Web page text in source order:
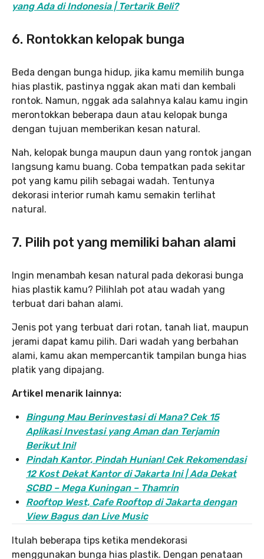
yang Ada di Indonesia | Tertarik Beli?
6. Rontokkan kelopak bunga
Beda dengan bunga hidup, jika kamu memilih bunga
hias plastik, pastinya nggak akan mati dan kembali
rontok. Namun, nggak ada salahnya kalau kamu ingin
merontokkan beberapa daun atau kelopak bunga
dengan tujuan memberikan kesan natural.
Nah, kelopak bunga maupun daun yang rontok jangan
langsung kamu buang. Coba tempatkan pada sekitar
pot yang kamu pilih sebagai wadah. Tentunya
dekorasi interior rumah kamu semakin terlihat
natural.
7. Pilih pot yang memiliki bahan alami
Ingin menambah kesan natural pada dekorasi bunga
hias plastik kamu? Pilihlah pot atau wadah yang
terbuat dari bahan alami.
Jenis pot yang terbuat dari rotan, tanah liat, maupun
jerami dapat kamu pilih. Dari wadah yang berbahan
alami, kamu akan mempercantik tampilan bunga hias
platik yang dipajang.
Artikel menarik lainnya:
Bingung Mau Berinvestasi di Mana? Cek 15
Aplikasi Investasi yang Aman dan Terjamin
Berikut Ini!
Pindah Kantor, Pindah Hunian! Cek Rekomendasi
12 Kost Dekat Kantor di Jakarta Ini | Ada Dekat
SCBD – Mega Kuningan – Thamrin
Rooftop West, Cafe Rooftop di Jakarta dengan
View Bagus dan Live Music
Itulah beberapa tips ketika mendekorasi
menggunakan bunga hias plastik. Dengan penataan